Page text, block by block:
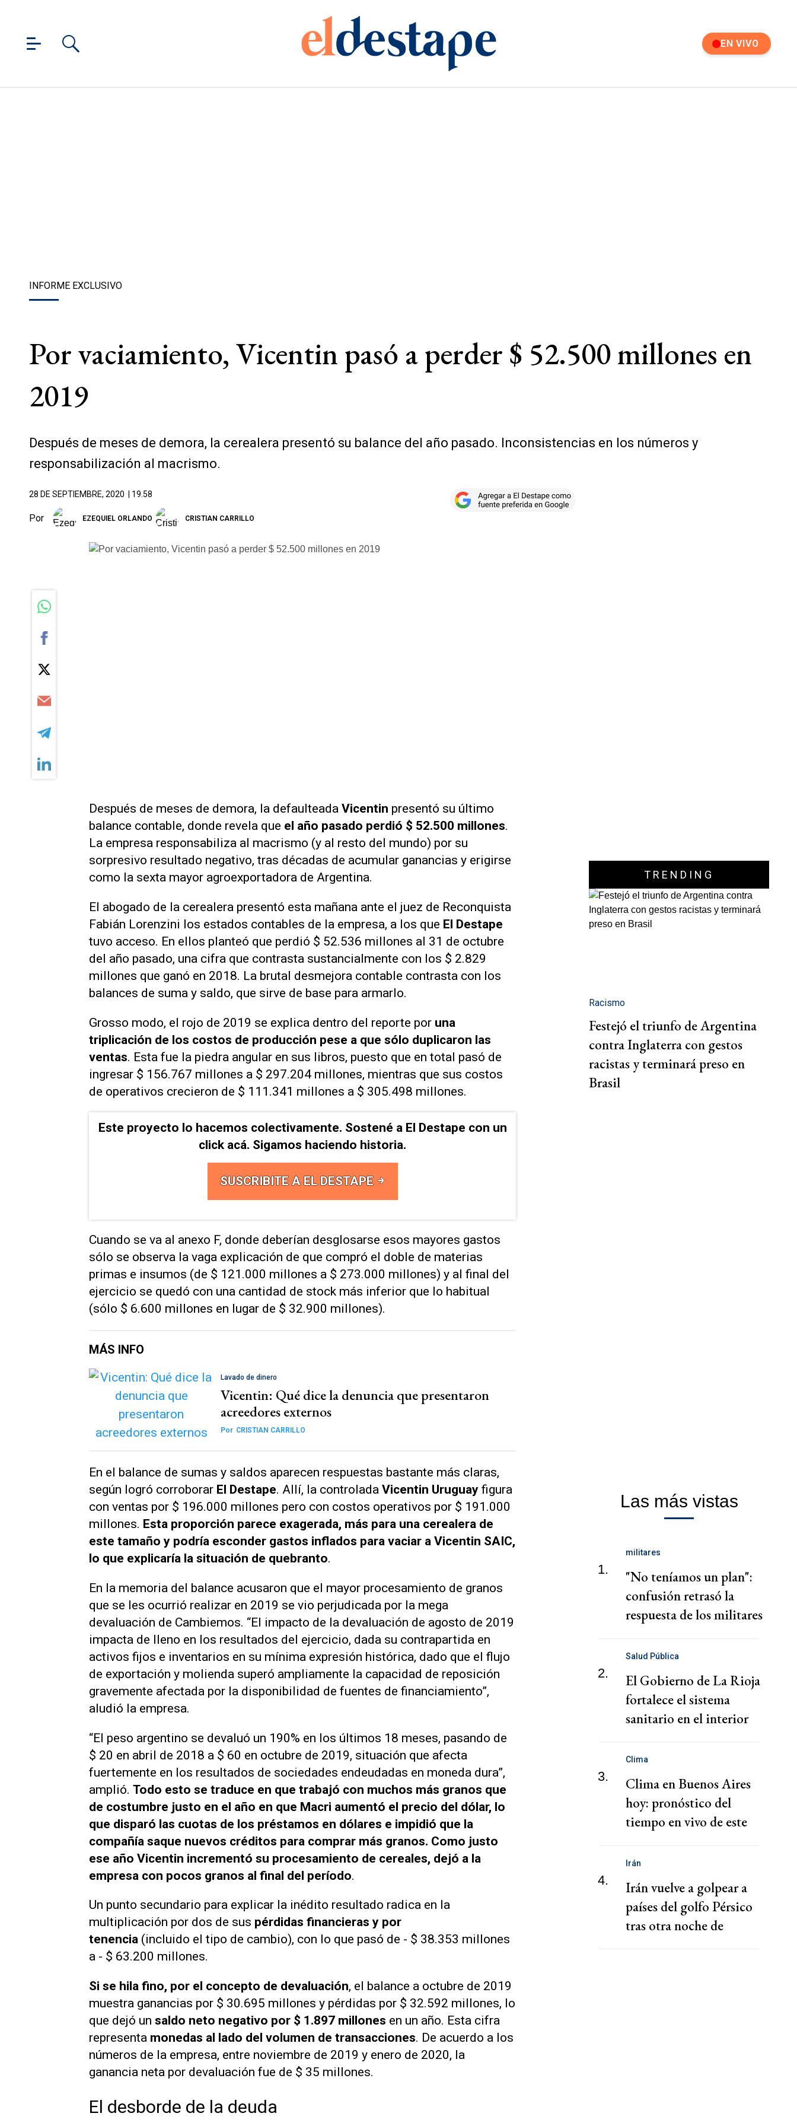
EN VIVO
INFORME EXCLUSIVO
Por vaciamiento, Vicentin pasó a perder $ 52.500 millones en
2019
Después de meses de demora, la cerealera presentó su balance del año pasado. Inconsistencias en los números y
responsabilización al macrismo.
28 DE SEPTIEMBRE, 2020 | 19.58
Por EZEQUIEL ORLANDO CRISTIAN CARRILLO
Después de meses de demora, la defaulteada Vicentin presentó su último
balance contable, donde revela que el año pasado perdió $ 52.500 millones.
La empresa responsabiliza al macrismo (y al resto del mundo) por su
sorpresivo resultado negativo, tras décadas de acumular ganancias y erigirse
como la sexta mayor agroexportadora de Argentina.
El abogado de la cerealera presentó esta mañana ante el juez de Reconquista
Fabián Lorenzini los estados contables de la empresa, a los que El Destape
tuvo acceso. En ellos planteó que perdió $ 52.536 millones al 31 de octubre
del año pasado, una cifra que contrasta sustancialmente con los $ 2.829
millones que ganó en 2018. La brutal desmejora contable contrasta con los
balances de suma y saldo, que sirve de base para armarlo.
Grosso modo, el rojo de 2019 se explica dentro del reporte por una
triplicación de los costos de producción pese a que sólo duplicaron las
ventas. Esta fue la piedra angular en sus libros, puesto que en total pasó de
ingresar $ 156.767 millones a $ 297.204 millones, mientras que sus costos
de operativos crecieron de $ 111.341 millones a $ 305.498 millones.
Este proyecto lo hacemos colectivamente. Sostené a El Destape con un
click acá. Sigamos haciendo historia.
SUSCRIBITE A EL DESTAPE
Cuando se va al anexo F, donde deberían desglosarse esos mayores gastos
sólo se observa la vaga explicación de que compró el doble de materias
primas e insumos (de $ 121.000 millones a $ 273.000 millones) y al final del
ejercicio se quedó con una cantidad de stock más inferior que lo habitual
(sólo $ 6.600 millones en lugar de $ 32.900 millones).
MÁS INFO
Lavado de dinero
Vicentin: Qué dice la denuncia que presentaron
acreedores externos
Por CRISTIAN CARRILLO
En el balance de sumas y saldos aparecen respuestas bastante más claras,
según logró corroborar El Destape. Allí, la controlada Vicentin Uruguay figura
con ventas por $ 196.000 millones pero con costos operativos por $ 191.000
millones. Esta proporción parece exagerada, más para una cerealera de
este tamaño y podría esconder gastos inflados para vaciar a Vicentin SAIC,
lo que explicaría la situación de quebranto.
En la memoria del balance acusaron que el mayor procesamiento de granos
que se les ocurrió realizar en 2019 se vio perjudicada por la mega
devaluación de Cambiemos. “El impacto de la devaluación de agosto de 2019
impacta de lleno en los resultados del ejercicio, dada su contrapartida en
activos fijos e inventarios en su mínima expresión histórica, dado que el flujo
de exportación y molienda superó ampliamente la capacidad de reposición
gravemente afectada por la disponibilidad de fuentes de financiamiento”,
aludió la empresa.
“El peso argentino se devaluó un 190% en los últimos 18 meses, pasando de
$ 20 en abril de 2018 a $ 60 en octubre de 2019, situación que afecta
fuertemente en los resultados de sociedades endeudadas en moneda dura”,
amplió. Todo esto se traduce en que trabajó con muchos más granos que
de costumbre justo en el año en que Macri aumentó el precio del dólar, lo
que disparó las cuotas de los préstamos en dólares e impidió que la
compañía saque nuevos créditos para comprar más granos. Como justo
ese año Vicentin incrementó su procesamiento de cereales, dejó a la
empresa con pocos granos al final del período.
Un punto secundario para explicar la inédito resultado radica en la
multiplicación por dos de sus pérdidas financieras y por
tenencia (incluido el tipo de cambio), con lo que pasó de - $ 38.353 millones
a - $ 63.200 millones.
Si se hila fino, por el concepto de devaluación, el balance a octubre de 2019
muestra ganancias por $ 30.695 millones y pérdidas por $ 32.592 millones, lo
que dejó un saldo neto negativo por $ 1.897 millones en un año. Esta cifra
representa monedas al lado del volumen de transacciones. De acuerdo a los
números de la empresa, entre noviembre de 2019 y enero de 2020, la
ganancia neta por devaluación fue de $ 35 millones.
El desborde de la deuda
TRENDING
Racismo
Festejó el triunfo de Argentina
contra Inglaterra con gestos
racistas y terminará preso en
Brasil
Las más vistas
1.
militares
"No teníamos un plan":
confusión retrasó la
respuesta de los militares
Venezuela
2.
Salud Pública
El Gobierno de La Rioja
fortalece el sistema
sanitario en el interior
3.
Clima
Clima en Buenos Aires
hoy: pronóstico del
tiempo en vivo de este
4.
Irán
Irán vuelve a golpear a
países del golfo Pérsico
tras otra noche de